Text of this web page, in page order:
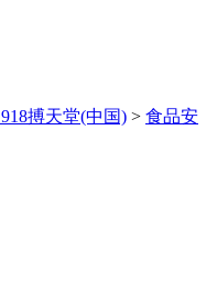
918搏天堂(中国) > 食品安